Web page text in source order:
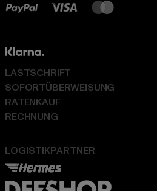
LOGISTIKPARTNER
LASTSCHRIFT
SOFORTÜBERWEISUNG
RATENKAUF
RECHNUNG